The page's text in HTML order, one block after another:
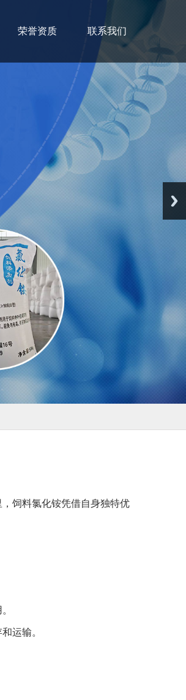
荣誉资质 联系我们
饲料氯化铵凭借自身独特优
运输。